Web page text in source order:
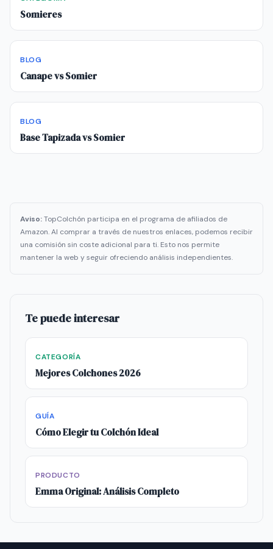
Somieres
BLOG
Canape vs Somier
BLOG
Base Tapizada vs Somier
Aviso:TopColchón participa en el programa de afiliados de
Amazon. Al comprar a través de nuestros enlaces, podemos recibir
una comisión sin coste adicional para ti. Esto nos permite
mantener la web y seguir ofreciendo análisis independientes.
Te puede interesar
CATEGORÍA
Mejores Colchones 2026
GUÍA
Cómo Elegir tu Colchón Ideal
PRODUCTO
Emma Original: Análisis Completo